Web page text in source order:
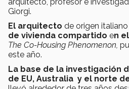
Giorgi.
El arquitecto de origen italiano
de vivienda compartido en
The Co-Housing Phenomenon,
este año.
La base de la investigación
de EU, Australia y el norte